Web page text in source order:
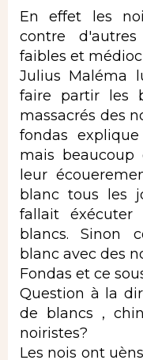
En effet les
contre
faibles et
Julius Maléma
faire partir les
massacrés des
fondas
mais
leur
blanc tous les
fallait éxécuter
blancs. Sinon
blanc avec des
Fondas et ce
Question à la
de blancs ,
noiristes?
Les nois ont